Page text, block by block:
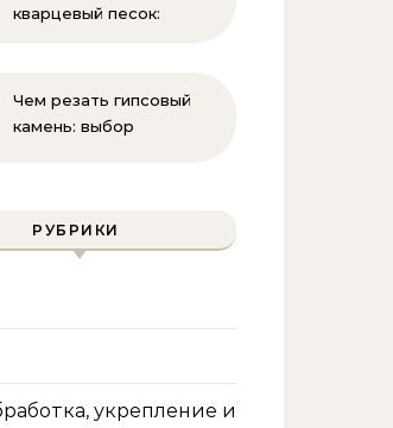
кварцевый песок:
Чем резать гипсовый
камень: выбор
РУБРИКИ
укрепление и